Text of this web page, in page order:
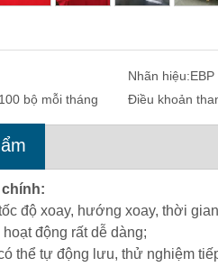
Vickers
Nhãn hiệu:
100 bộ mỗi tháng Điều khoản
độ xoay, hướng xoay, thời
động rất dễ dàng;
thể tự động lưu, thử nghiệm